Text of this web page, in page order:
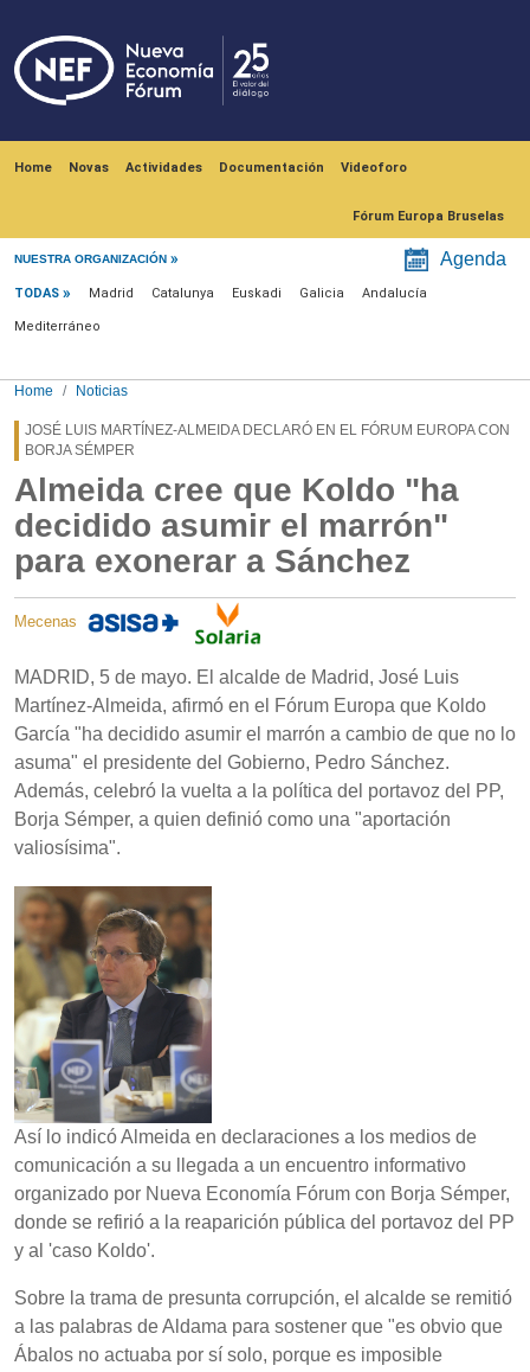
Home Novas Actividades Documentación Videoforo
Fórum Europa Bruselas
NUESTRA ORGANIZACIÓN Agenda
Menú noticias
TODAS Madrid Catalunya Euskadi Galicia Andalucía
Mediterráneo
Home Noticias
JOSÉ LUIS MARTÍNEZ-ALMEIDA DECLARÓ EN EL FÓRUM EUROPA CON
BORJA SÉMPER
Almeida cree que Koldo "ha
decidido asumir el marrón"
para exonerar a Sánchez
Mecenas
MADRID, 5 de mayo. El alcalde de Madrid, José Luis
Martínez-Almeida, afirmó en el Fórum Europa que Koldo
García "ha decidido asumir el marrón a cambio de que no lo
asuma" el presidente del Gobierno, Pedro Sánchez.
Además, celebró la vuelta a la política del portavoz del PP,
Borja Sémper, a quien definió como una "aportación
valiosísima".
Así lo indicó Almeida en declaraciones a los medios de
comunicación a su llegada a un encuentro informativo
organizado por Nueva Economía Fórum con Borja Sémper,
donde se refirió a la reaparición pública del portavoz del PP
y al 'caso Koldo'.
Sobre la trama de presunta corrupción, el alcalde se remitió
a las palabras de Aldama para sostener que "es obvio que
Ábalos no actuaba por sí solo, porque es imposible